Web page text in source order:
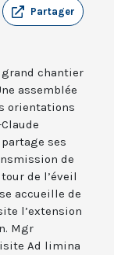
Partager
grand chantier
assemblée
orientations
ses
de
de l’éveil
accueille de
l’extension
Mgr
Ad limina